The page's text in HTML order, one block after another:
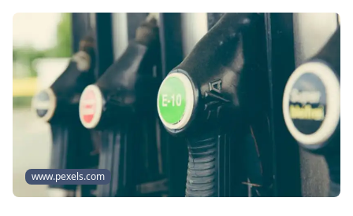
www.pexels.com